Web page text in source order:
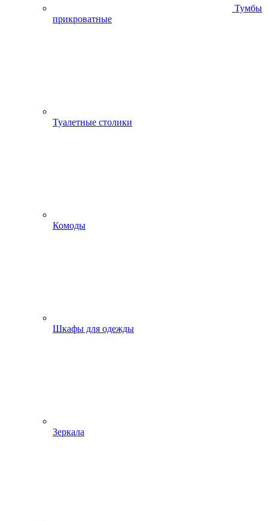
Тумбы
прикроватные
Туалетные столики
Комоды
Шкафы для одежды
Зеркала